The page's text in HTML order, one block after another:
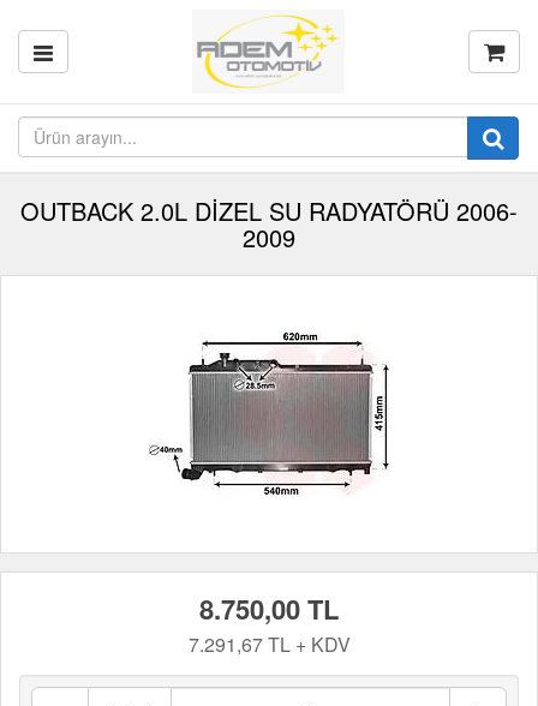
OUTBACK 2.0L DİZEL SU RADYATÖRÜ 2006-
2009
8.750,00 TL
7.291,67 TL + KDV